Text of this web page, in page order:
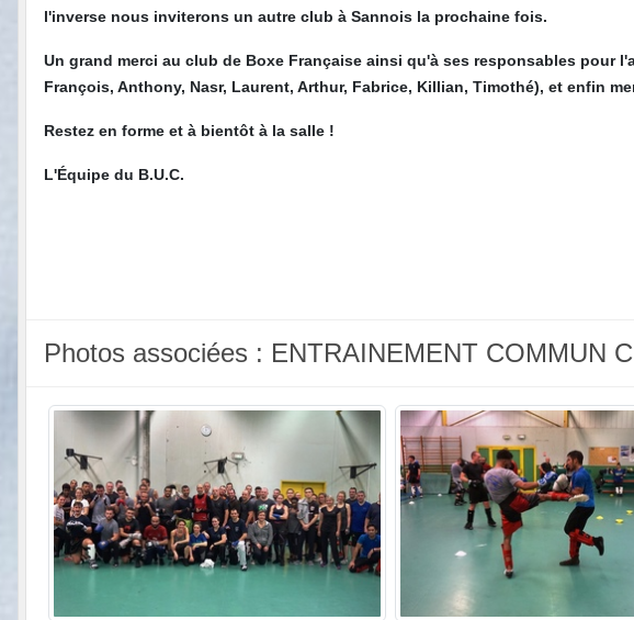
l'inverse nous inviterons un autre club à Sannois la prochaine fois.
Un grand merci au club de Boxe Française ainsi qu'à ses responsables pour
François, Anthony, Nasr, Laurent, Arthur, Fabrice, Killian, Timothé), et enfin
Restez en forme et à bientôt à la salle !
L'Équipe du B.U.C.
Photos associées : ENTRAINEMENT COMMUN